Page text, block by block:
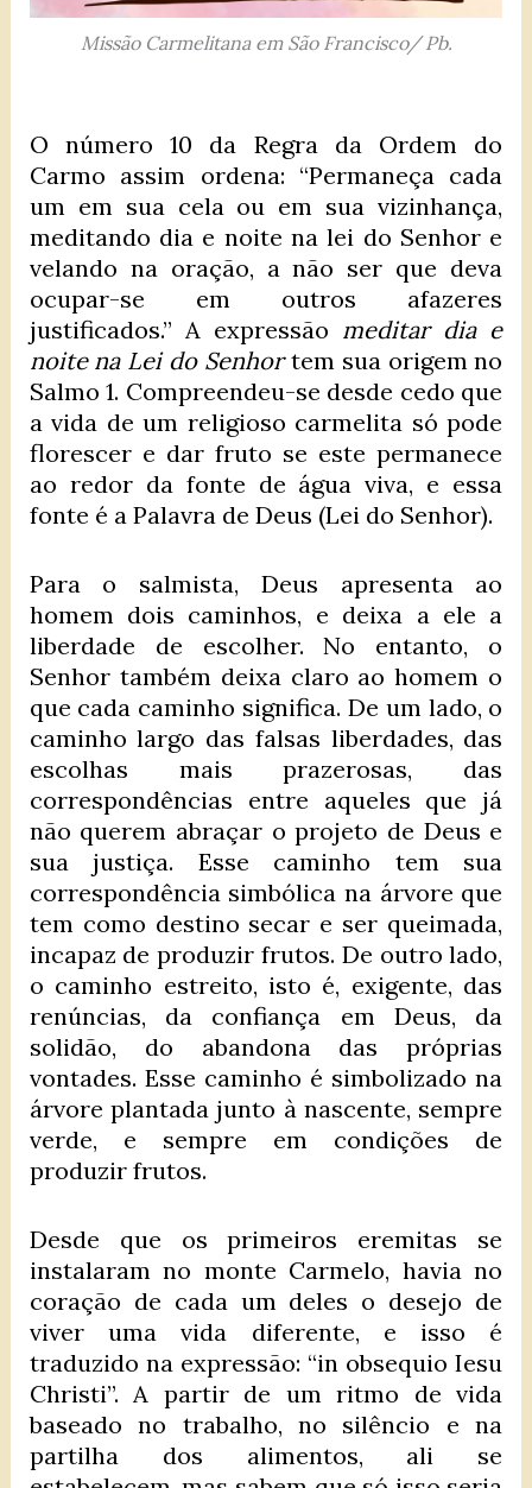
Missão Carmelitana em São Francisco/ Pb.
O número 10 da Regra da Ordem do
Carmo assim ordena: “Permaneça cada
um em sua cela ou em sua vizinhança,
meditando dia e noite na lei do Senhor e
velando na oração, a não ser que deva
ocupar-se em outros afazeres
justificados.” A expressão meditar dia e
noite na Lei do Senhortem sua origem no
Salmo 1. Compreendeu-se desde cedo que
a vida de um religioso carmelita só pode
florescer e dar fruto se este permanece
ao redor da fonte de água viva, e essa
fonte é a Palavra de Deus (Lei do Senhor).
Para o salmista, Deus apresenta ao
homem dois caminhos, e deixa a ele a
liberdade de escolher. No entanto, o
Senhor também deixa claro ao homem o
que cada caminho significa. De um lado, o
caminho largo das falsas liberdades, das
escolhas mais prazerosas, das
correspondências entre aqueles que já
não querem abraçar o projeto de Deus e
sua justiça. Esse caminho tem sua
correspondência simbólica na árvore que
tem como destino secar e ser queimada,
incapaz de produzir frutos. De outro lado,
o caminho estreito, isto é, exigente, das
renúncias, da confiança em Deus, da
solidão, do abandona das próprias
vontades. Esse caminho é simbolizado na
árvore plantada junto à nascente, sempre
verde, e sempre em condições de
produzir frutos.
Desde que os primeiros eremitas se
instalaram no monte Carmelo, havia no
coração de cada um deles o desejo de
viver uma vida diferente, e isso é
traduzido na expressão: “in obsequio Iesu
Christi”. A partir de um ritmo de vida
baseado no trabalho, no silêncio e na
partilha dos alimentos, ali se